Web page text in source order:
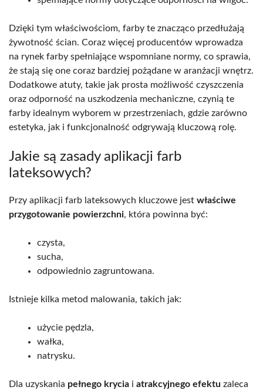
Dzięki tym właściwościom, farby te znacząco przedłużają
żywotność ścian. Coraz więcej producentów wprowadza
na rynek farby spełniające wspomniane normy, co sprawia,
że stają się one coraz bardziej pożądane w aranżacji wnętrz.
Dodatkowe atuty, takie jak prosta możliwość czyszczenia
oraz odporność na uszkodzenia mechaniczne, czynią te
farby idealnym wyborem w przestrzeniach, gdzie zarówno
estetyka, jak i funkcjonalność odgrywają kluczową rolę.
Jakie są zasady aplikacji farb
lateksowych?
Przy aplikacji farb lateksowych kluczowe jest właściwe
przygotowanie powierzchni, która powinna być:
czysta,
sucha,
odpowiednio zagruntowana.
Istnieje kilka metod malowania, takich jak:
użycie pędzla,
wałka,
natrysku.
Dla uzyskania pełnego krycia i atrakcyjnego efektu zaleca